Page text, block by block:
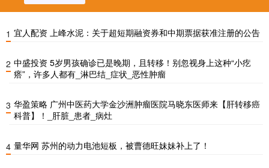
1 宜人配资 上峰水泥：关于超短期融资券和中期票据获准注册的公告
2 中盛投资 5岁男孩确诊已是晚期，且转移！别忽视身上这种“小疙
瘩”，许多人都有_淋巴结_症状_恶性肿瘤
3 华盈策略 广州中医药大学金沙洲肿瘤医院马晓东医师来【肝转移癌
科普】！_肝脏_患者_病灶
4 量华网 苏州的动力电池短板，被曹德旺妹妹补上了！